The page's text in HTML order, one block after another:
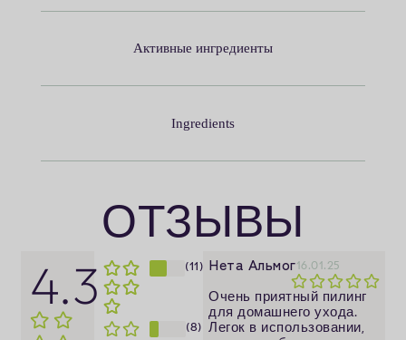
Активные ингредиенты
Ingredients
ОТЗЫВЫ
(11)
(8)
4.3 Нета Альмог16.01.25
Очень приятный пилинг
для домашнего ухода.
Легок в использовании,